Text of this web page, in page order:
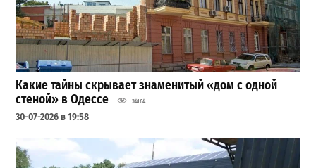
Какие тайны скрывает знаменитый «дом с одной
стеной» в Одессе
34164
30-07-2026 в 19:58